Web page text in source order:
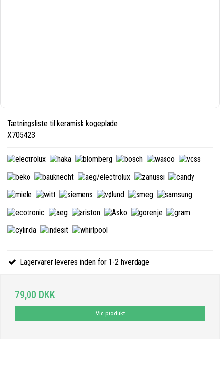
Tætningsliste til keramisk kogeplade
X705423
Lagervarer leveres inden for 1-2 hverdage
79,00 DKK
Vis produkt